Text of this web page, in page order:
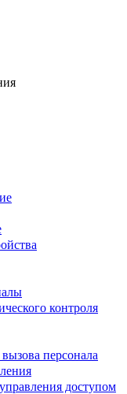
контроля
персонала
доступом